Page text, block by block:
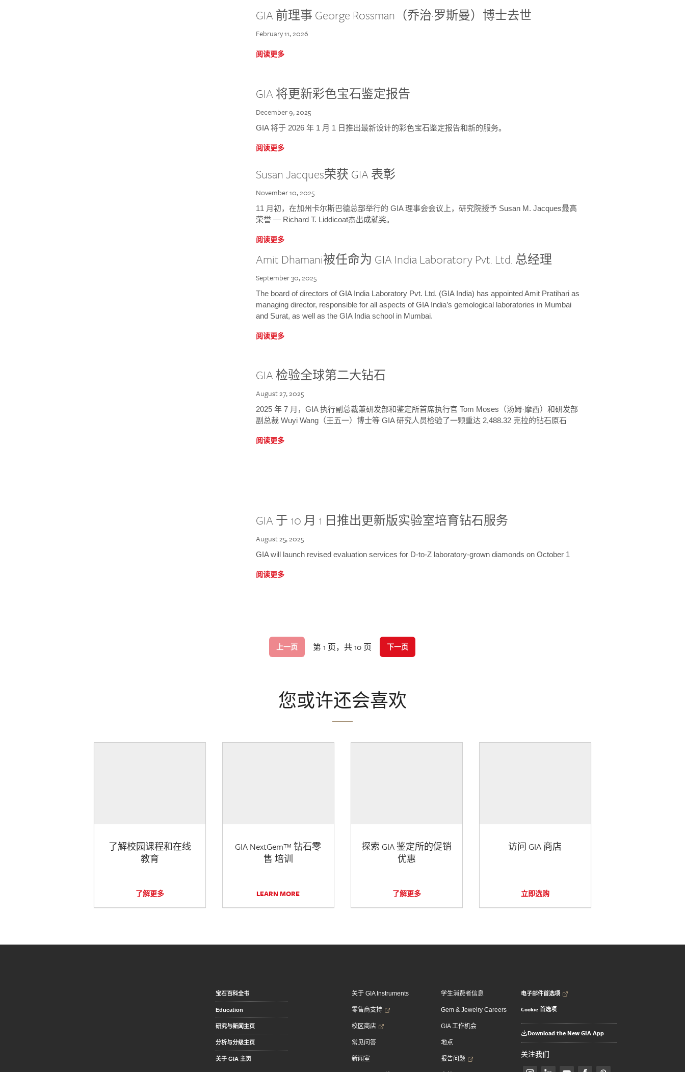
GIA 前理事 George Rossman（乔治·罗斯曼）博士去世
February 11, 2026
阅读更多
GIA 将更新彩色宝石鉴定报告
December 9, 2025
GIA 将于 2026 年 1 月 1 日推出最新设计的彩色宝石鉴定报告和新的服务。
阅读更多
Susan Jacques荣获 GIA 表彰
November 10, 2025
11 月初，在加州卡尔斯巴德总部举行的 GIA 理事会会议上，研究院授予 Susan M. Jacques最高
荣誉 — Richard T. Liddicoat杰出成就奖。
阅读更多
Amit Dhamani被任命为 GIA India Laboratory Pvt. Ltd. 总经理
September 30, 2025
The board of directors of GIA India Laboratory Pvt. Ltd. (GIA India) has appointed Amit Pratihari as
managing director, responsible for all aspects of GIA India’s gemological laboratories in Mumbai
and Surat, as well as the GIA India school in Mumbai.
阅读更多
GIA 检验全球第二大钻石
August 27, 2025
2025 年 7 月，GIA 执行副总裁兼研发部和鉴定所首席执行官 Tom Moses（汤姆·摩西）和研发部
副总裁 Wuyi Wang（王五一）博士等 GIA 研究人员检验了一颗重达 2,488.32 克拉的钻石原石
阅读更多
GIA 于 10 月 1 日推出更新版实验室培育钻石服务
August 25, 2025
GIA will launch revised evaluation services for D-to-Z laboratory-grown diamonds on October 1
阅读更多
上一页 第 1 页，共 10 页 下一页
您或许还会喜欢
了解校园课程和在线
教育
了解更多
GIA NextGem™ 钻石零
售 培训
LEARN MORE
探索 GIA 鉴定所的促销
优惠
了解更多
访问 GIA 商店
立即选购
宝石百科全书
Education
研究与新闻主页
分析与分级主页
关于 GIA 主页
关于 GIA Instruments
零售商支持
校区商店
常见问答
新闻室
学生消费者信息
Gem & Jewelry Careers
GIA 工作机会
地点
报告问题
电子邮件首选项
Cookie 首选项
Download the New GIA App
关注我们